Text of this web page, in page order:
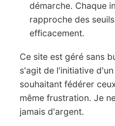
démarche. Chaque
rapproche des
efficacement.
Ce site est géré sans
s'agit de l'initiative
souhaitant fédérer
même frustration. Je
jamais d'argent.